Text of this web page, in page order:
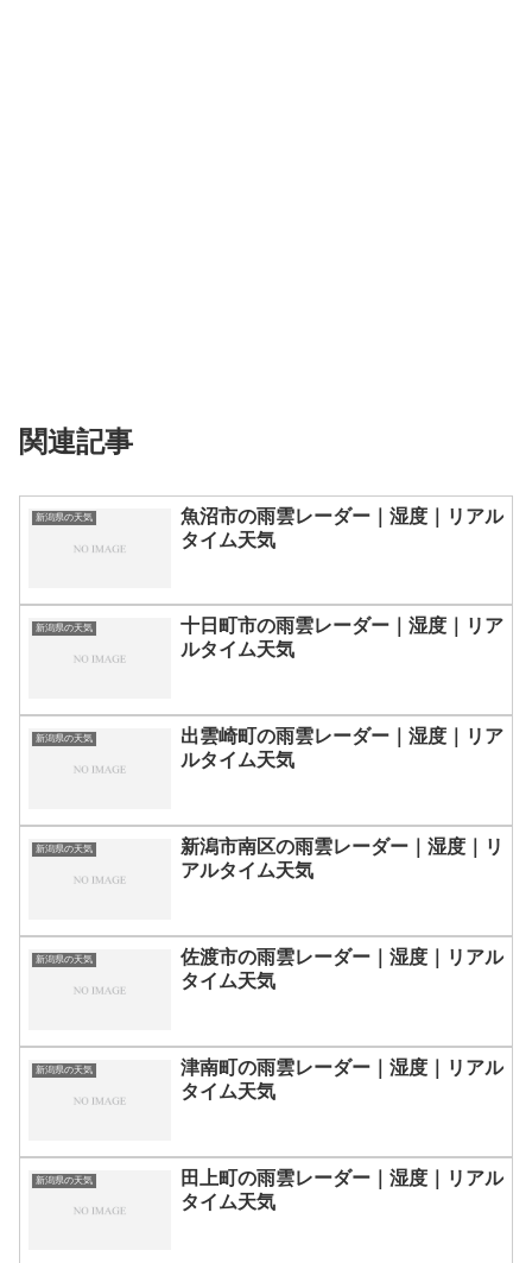
関連記事
新潟県の天気
魚沼市の雨雲レーダー｜湿度｜リアル
タイム天気
新潟県の天気
十日町市の雨雲レーダー｜湿度｜リア
ルタイム天気
新潟県の天気
出雲崎町の雨雲レーダー｜湿度｜リア
ルタイム天気
新潟県の天気
新潟市南区の雨雲レーダー｜湿度｜リ
アルタイム天気
新潟県の天気
佐渡市の雨雲レーダー｜湿度｜リアル
タイム天気
新潟県の天気
津南町の雨雲レーダー｜湿度｜リアル
タイム天気
新潟県の天気
田上町の雨雲レーダー｜湿度｜リアル
タイム天気